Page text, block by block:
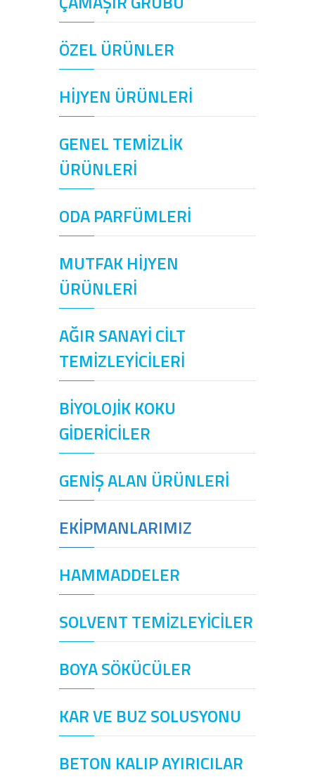
ÖZEL ÜRÜNLER
HİJYEN ÜRÜNLERİ
GENEL TEMİZLİK
ÜRÜNLERİ
ODA PARFÜMLERİ
MUTFAK HİJYEN
ÜRÜNLERİ
AĞIR SANAYİ CİLT
TEMİZLEYİCİLERİ
BİYOLOJİK KOKU
GİDERİCİLER
GENİŞ ALAN ÜRÜNLERİ
EKİPMANLARIMIZ
HAMMADDELER
SOLVENT TEMİZLEYİCİLER
BOYA SÖKÜCÜLER
KAR VE BUZ SOLUSYONU
BETON KALIP AYIRICILAR